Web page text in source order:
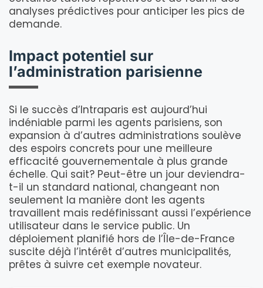
analyses prédictives pour anticiper les pics de
demande.
Impact potentiel sur
l’administration parisienne
Si le succès d’Intraparis est aujourd’hui
indéniable parmi les agents parisiens, son
expansion à d’autres administrations soulève
des espoirs concrets pour une meilleure
efficacité gouvernementale à plus grande
échelle. Qui sait? Peut-être un jour deviendra-
t-il un standard national, changeant non
seulement la manière dont les agents
travaillent mais redéfinissant aussi l’expérience
utilisateur dans le service public. Un
déploiement planifié hors de l’Île-de-France
suscite déjà l’intérêt d’autres municipalités,
prêtes à suivre cet exemple novateur.